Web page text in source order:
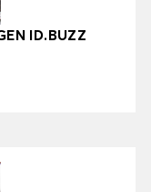
ID.BUZZ